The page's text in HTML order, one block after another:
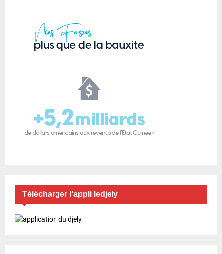
Télécharger l’appli ledjely